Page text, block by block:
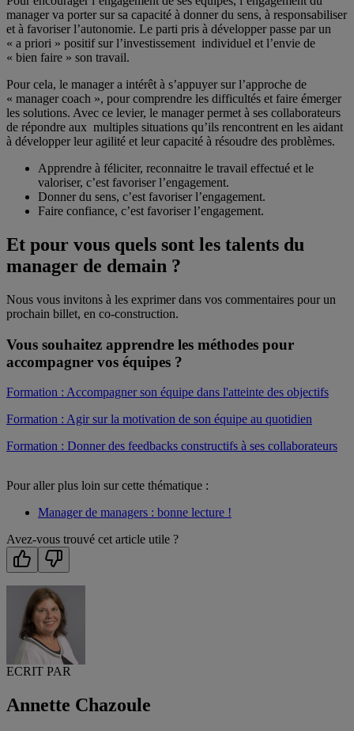
manager va porter sur sa capacité à donner du sens, à responsabiliser
et à favoriser l’autonomie. Le parti pris à développer passe par un
« a priori » positif sur l’investissement individuel et l’envie de
« bien faire » son travail.
Pour cela, le manager a intérêt à s’appuyer sur l’approche de
« manager coach », pour comprendre les difficultés et faire émerger
les solutions. Avec ce levier, le manager permet à ses collaborateurs
de répondre aux multiples situations qu’ils rencontrent en les aidant
à développer leur agilité et leur capacité à résoudre des problèmes.
Apprendre à féliciter, reconnaitre le travail effectué et le
valoriser, c’est favoriser l’engagement.
Donner du sens, c’est favoriser l’engagement.
Faire confiance, c’est favoriser l’engagement.
Et pour vous quels sont les talents du
manager de demain ?
Nous vous invitons à les exprimer dans vos commentaires pour un
prochain billet, en co-construction.
Vous souhaitez apprendre les méthodes pour
accompagner vos équipes ?
Formation : Accompagner son équipe dans l'atteinte des objectifs
Formation : Agir sur la motivation de son équipe au quotidien
Formation : Donner des feedbacks constructifs à ses collaborateurs
Pour aller plus loin sur cette thématique :
Manager de managers : bonne lecture !
Avez-vous trouvé cet article utile ?
ECRIT PAR
Annette Chazoule